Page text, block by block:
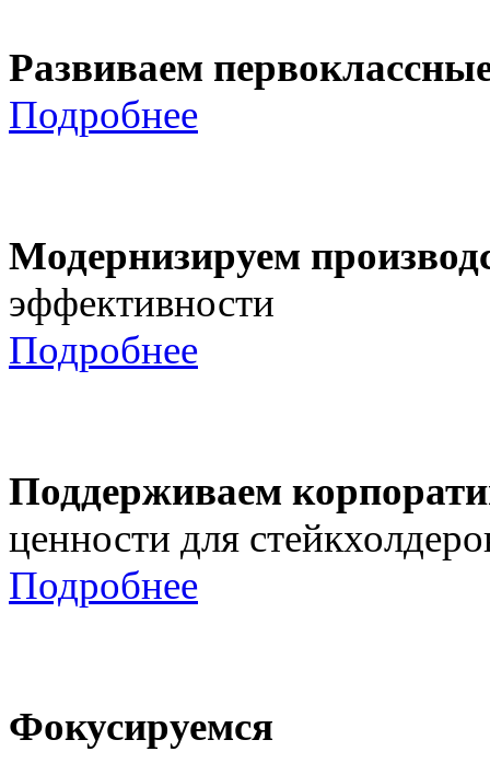
Развиваем
Подробнее
Модернизируем
эффективности
Подробнее
Поддерживаем
ценности для
Подробнее
Фокусируемся